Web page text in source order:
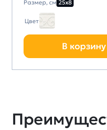
Размер, см 25х8
Цвет
В корзину